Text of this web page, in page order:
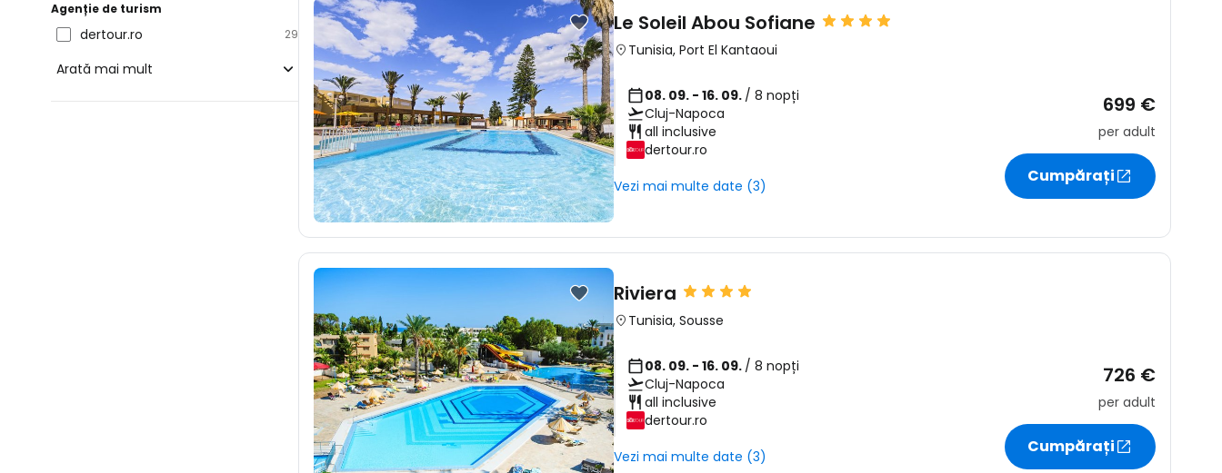
Agenție de turism
dertour.ro 29
Arată mai mult
Le Soleil Abou Sofiane
Tunisia, Port El Kantaoui
08. 09. - 16. 09. / 8 nopți
Cluj-Napoca
all inclusive
dertour.ro
Vezi mai multe date (3)
699 €
per adult
Cumpărați
Riviera
Tunisia, Sousse
08. 09. - 16. 09. / 8 nopți
Cluj-Napoca
all inclusive
dertour.ro
Vezi mai multe date (3)
726 €
per adult
Cumpărați